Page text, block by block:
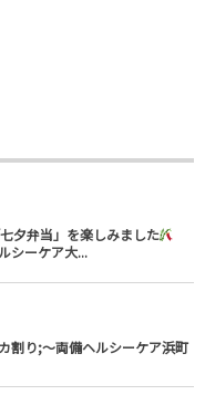
夕弁当」を楽しみました
ケア大...
割り;～両備ヘルシーケア浜町